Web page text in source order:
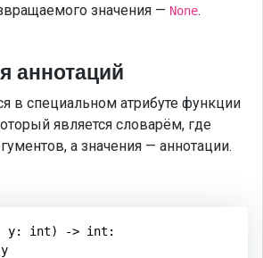
значения — None.
аннотаций
в специальном атрибуте функции
является словарём, где
а значения — аннотации.
y: int) -> int :